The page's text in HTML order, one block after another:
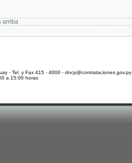
arriba
- Tel. y Fax 415 - 4000 - dncp@contrataciones.gov.py
a 15:00 horas